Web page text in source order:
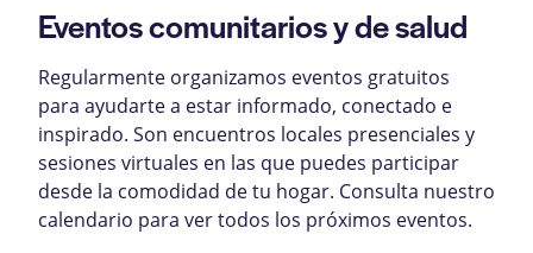
Eventos comunitarios y de salud
Regularmente organizamos eventos gratuitos
para ayudarte a estar informado, conectado e
inspirado. Son encuentros locales presenciales y
sesiones virtuales en las que puedes participar
desde la comodidad de tu hogar. Consulta nuestro
calendario para ver todos los próximos eventos.